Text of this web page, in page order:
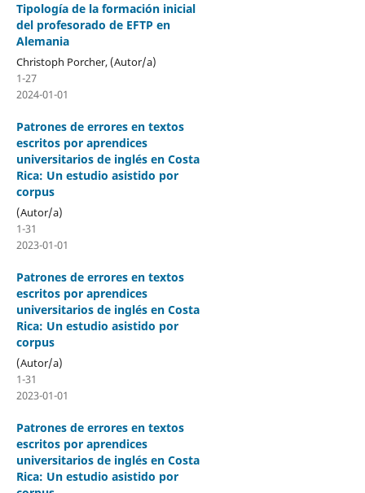
Tipología de la formación inicial
del profesorado de EFTP en
Alemania
Christoph Porcher, (Autor/a)
1-27
2024-01-01
Patrones de errores en textos
escritos por aprendices
universitarios de inglés en Costa
Rica: Un estudio asistido por
corpus
(Autor/a)
1-31
2023-01-01
Patrones de errores en textos
escritos por aprendices
universitarios de inglés en Costa
Rica: Un estudio asistido por
corpus
(Autor/a)
1-31
2023-01-01
Patrones de errores en textos
escritos por aprendices
universitarios de inglés en Costa
Rica: Un estudio asistido por